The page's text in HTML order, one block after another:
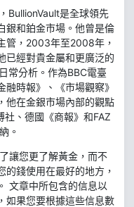
BullionVault是全球領先
銀和鉑金市場。他曾是倫
管，2003年至2008年，
已經對貴金屬和更廣泛的
常分析。作為BBC電臺
時報》、《市場觀察》
他在金銀市場內部的觀點
、德國《商報》和FAZ
。
讓您更了解黃金，而不
錢使用在最好的地方，
文章中所包含的信息以
如果您要根據這些信息數